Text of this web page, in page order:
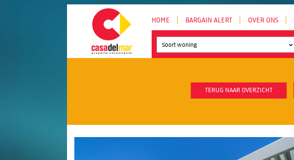
HOME BARGAIN ALERT OVER ONS
Soort woning
TERUG NAAR OVERZICHT